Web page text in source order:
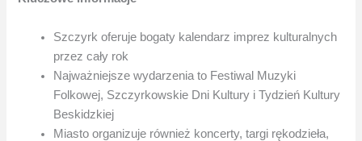
Szczyrk oferuje bogaty kalendarz imprez kulturalnych
przez cały rok
Najważniejsze wydarzenia to Festiwal Muzyki
Folkowej, Szczyrkowskie Dni Kultury i Tydzień Kultury
Beskidzkiej
Miasto organizuje również koncerty, targi rękodzieła,